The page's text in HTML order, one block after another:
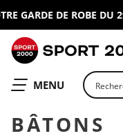
GARDE DE ROBE DU
OUVRIR LE
MENU
BÂTONS